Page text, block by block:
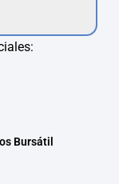
Bursátil